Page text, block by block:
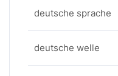
deutsche sprache
deutsche welle